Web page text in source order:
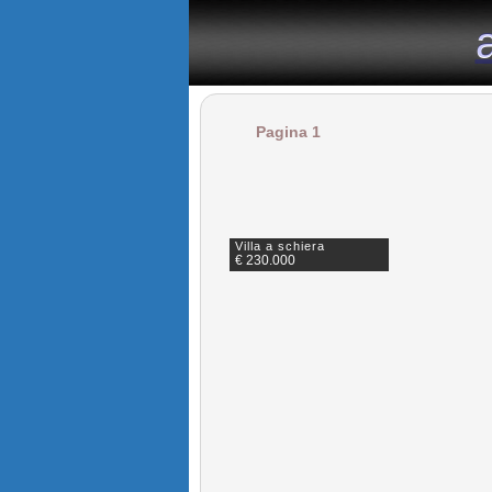
Pagina 1
Villa a schiera
€ 230.000